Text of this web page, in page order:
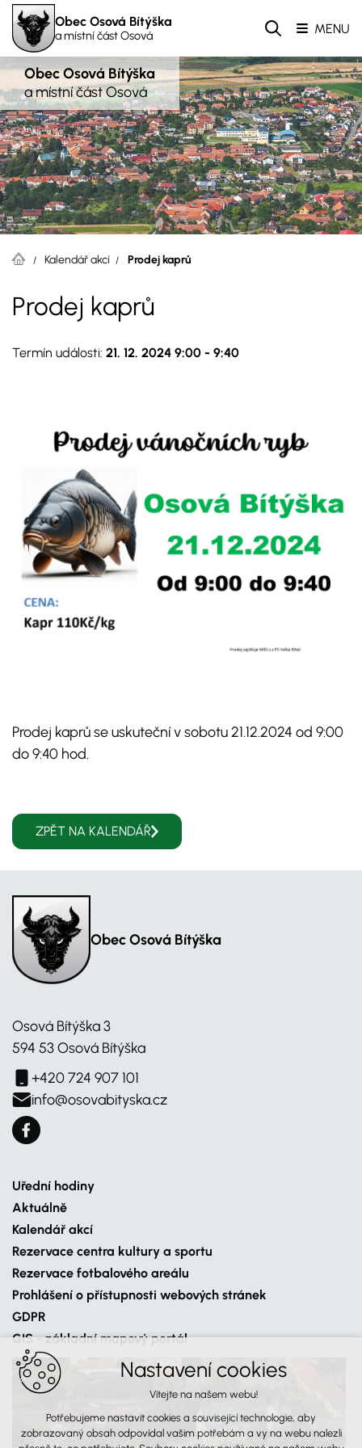
Obec Osová Bítýška
a místní část Osová MENU
Obec Osová Bítýška
a místní část Osová
Kalendář akcí Prodej kaprů
Prodej kaprů
Termín události: 21. 12. 2024 9:00 - 9:40
Prodej kaprů se uskuteční v sobotu 21.12.2024 od 9:00
do 9:40 hod.
ZPĚT NA KALENDÁŘ
Obec Osová Bítýška
Osová Bítýška 3
594 53 Osová Bítýška
+420 724 907 101
info@osovabityska.cz
Uřední hodiny
Aktuálně
Kalendář akcí
Rezervace centra kultury a sportu
Rezervace fotbalového areálu
Prohlášení o přístupnosti webových stránek
GDPR
GIS - základní mapový portál
Nastavení cookies
Vítejte na našem webu!
Potřebujeme nastavit cookies a související technologie, aby
zobrazovaný obsah odpovídal vašim potřebám a vy na webu nalezli